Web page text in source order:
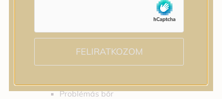
Érzékeny bőr
Fakóság
Problémás bőr
FELIRATKOZOM